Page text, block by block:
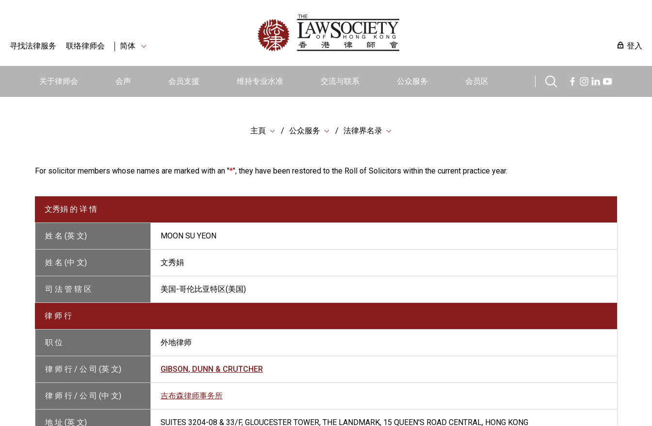
寻找法律服务 联络律师会 简体 登入
关于律师会 会声 会员支援 维持专业水准 交流与联系 公众服务 会员区
主頁 公众服务 法律界名录
For solicitor members whose names are marked with an "*", they have been restored to the Roll of Solicitors within the current practice year.
文秀娟 的 详 情
姓 名 (英 文) MOON SU YEON
姓 名 (中 文) 文秀娟
司 法 管 辖 区 美国-哥伦比亚特区(美国)
律 师 行
职 位 外地律师
律 师 行 / 公 司 (英 文) GIBSON, DUNN & CRUTCHER
律 师 行 / 公 司 (中 文) 吉布森律师事务所
地 址 (英 文) SUITES 3204-08 & 33/F, GLOUCESTER TOWER, THE LANDMARK, 15 QUEEN'S ROAD CENTRAL, HONG KONG